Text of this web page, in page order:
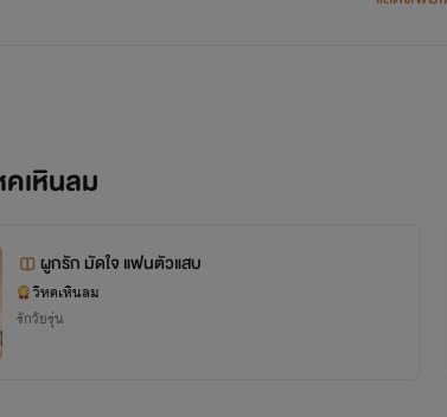
ได้รับคอมเม้นต์มากมาย เป็นกำลัง
องแล้ว ขอคุณนะคะที่ยังรักและชื่นช
เหินลม
ผูกรัก มัดใจ แฟนตัวแสบ
วิหคเหินลม
รักวัยรุ่น